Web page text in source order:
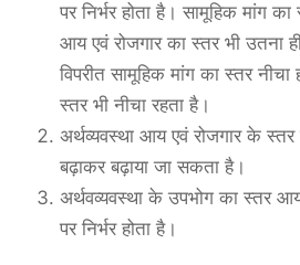
पर निर्भर होता है। सामूहिक मांग
आय एवं रोजगार का स्तर भी उतना
विपरीत सामूहिक मांग का स्तर
स्तर भी नीचा रहता है।
अर्थव्यवस्था आय एवं रोजगार के
बढ़ाकर बढ़ाया जा सकता है।
अर्थवव्यवस्था के उपभोग का स्तर
पर निर्भर होता है।